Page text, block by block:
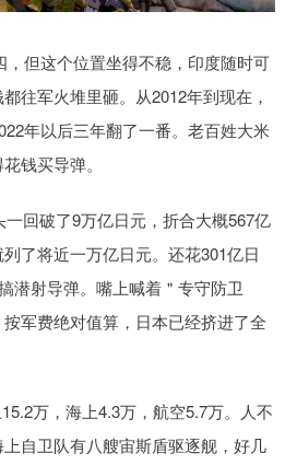
但这个位置坐得不稳，印度随时可
往军火堆里砸。从2012年到现在，
年以后三年翻了一番。老百姓大米
钱买导弹。
回破了9万亿日元，折合大概567亿
了将近一万亿日元。还花301亿日
潜射导弹。嘴上喊着＂专守防卫
军费绝对值算，日本已经挤进了全
万，海上4.3万，航空5.7万。人不
自卫队有八艘宙斯盾驱逐舰，好几